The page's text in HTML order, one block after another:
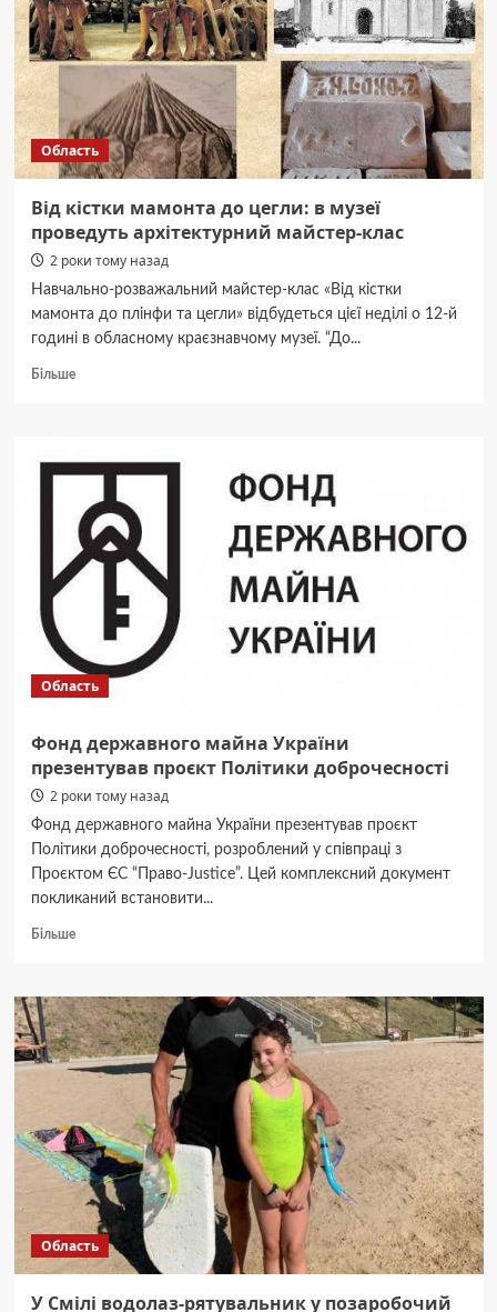
ноутбуки
Область
Від кістки мамонта до цегли: в музеї
проведуть архітектурний майстер-клас
2 роки тому назад
Навчально-розважальний майстер-клас «Від кістки
мамонта до плінфи та цегли» відбудеться цієї неділі о 12-й
годині в обласному краєзнавчому музеї. “До...
БільшеДокладніше
до
в
музеї
проведуть
архітектурний
Область
Фонд державного майна України
презентував проєкт Політики доброчесності
2 роки тому назад
Фонд державного майна України презентував проєкт
Політики доброчесності, розроблений у співпраці з
Проєктом ЄС “Право-Justice”. Цей комплексний документ
покликаний встановити...
БільшеДокладніше
державного
майна
України
презентував
проєкт
доброчесності
Область
У Смілі водолаз-рятувальник у позаробочий